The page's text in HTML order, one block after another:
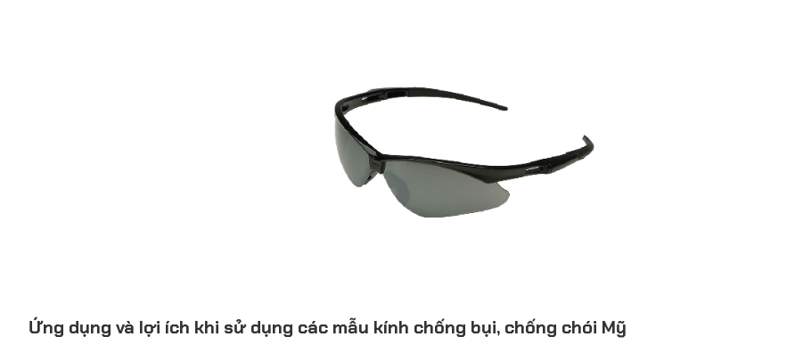
Ứng dụng và lợi ích khi sử dụng các mẫu kính chống bụi, chống chói Mỹ